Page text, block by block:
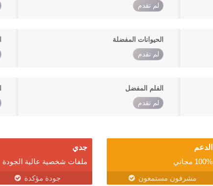
لم تقدم
الحيوانات المفضلة
لم تقدم
الفلم المفضل
لم تقدم
الدعم
100% مجاني
مشرفون مستمعون
جدي
ملفات شخصية عالية الجودة
جودة مؤكدة